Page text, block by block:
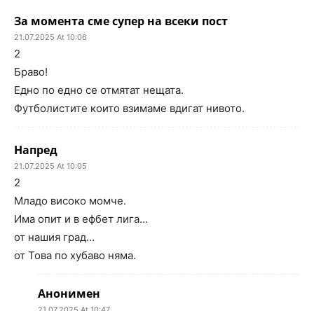
За момента сме супер на всеки пост
21.07.2025 At 10:06
2
Браво!
Едно по едно се отмятат нещата.
Футболистите които взимаме вдигат нивото.
Напред
21.07.2025 At 10:05
2
Младо високо момче.
Има опит и в ефбет лига…
от нашия град…
от Това по хубаво няма.
Анонимен